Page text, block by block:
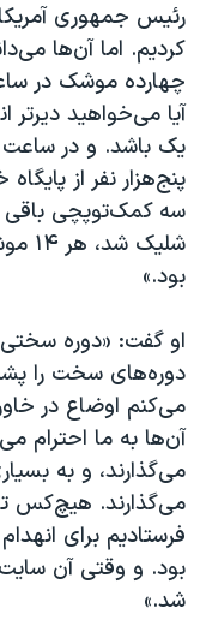
رئیس جمهوری آمریکا
کردیم. اما آن‌ها
چهارده موشک در
آیا می‌خواهید دیرتر
یک باشد. و در ساعت
پنج‌هزار نفر از
بود.»
او گفت: «دوره سختی
دوره‌های سخت را
می‌کنم اوضاع در
آن‌ها به ما احترام
می‌گذارند، و به
می‌گذارند. هیچ‌کس
فرستادیم برای
بود. و وقتی آن
شد.»